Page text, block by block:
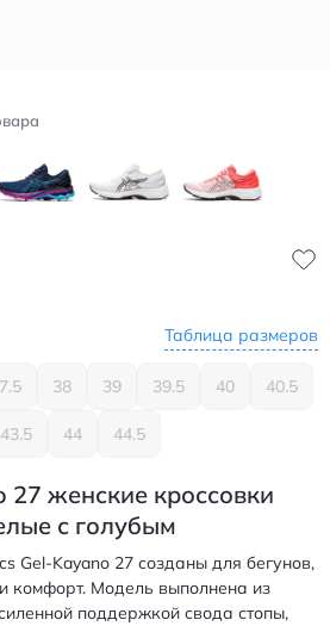
Таблица размеров
38 39 39.5 40 40.5
43.5 44 44.5
27 женские кроссовки
с голубым
Gel-Kayano 27 созданы для бегунов,
комфорт. Модель выполнена из
поддержкой свода стопы,